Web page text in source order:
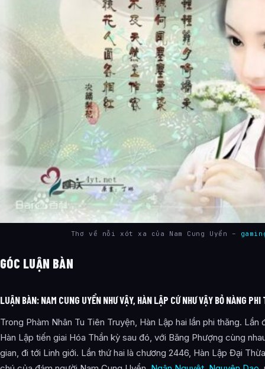
Thơ về nỗi xót xa của Nam Cung Uyển –
GÓC LUẬN BÀN
LUẬN BÀN: NAM CUNG UYỂN NHƯ VẬY, HÀN LẬP CỨ NHƯ VẬY BỎ NÀNG
Trong Phàm Nhân Tu Tiên Truyện, Hàn Lập hai lần phi thăng. Lần
Hàn Lập tiến giai Hóa Thần kỳ sau đó, với Băng Phượng cùng
gian, đi tới Linh giới. Lần thứ hai là chương 2446, Hàn Lập Đại